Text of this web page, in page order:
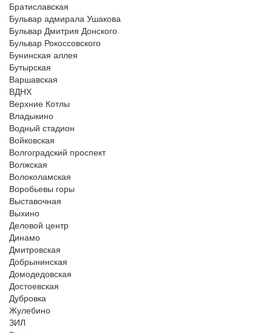
Братиславская
Бульвар адмирала Ушакова
Бульвар Дмитрия Донского
Бульвар Рокоссовского
Бунинская аллея
Бутырская
Варшавская
ВДНХ
Верхние Котлы
Владыкино
Водный стадион
Войковская
Волгоградский проспект
Волжская
Волоколамская
Воробьевы горы
Выставочная
Выхино
Деловой центр
Динамо
Дмитровская
Добрынинская
Домодедовская
Достоевская
Дубровка
Жулебино
ЗИЛ